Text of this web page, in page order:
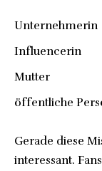
Unternehmerin
Influencerin
Mutter
öffentliche
Gerade diese
interessant.